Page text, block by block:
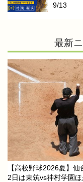
9/13
最新
【高校野球2026夏】
2日は東筑vs神村学園